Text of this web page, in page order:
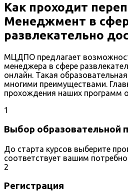
Как проходит
Менеджмент в
развлекательно
МЦДПО предлагает
менеджера в сфере
онлайн. Такая
многими преимуществами.
прохождения наших программ
1
Выбор образовательной
До старта курсов выберите
соответствует вашим
2
Регистрация